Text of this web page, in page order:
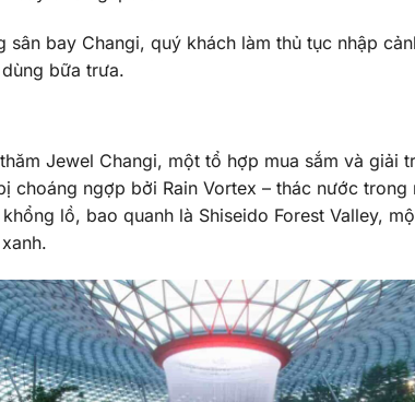
sân bay Changi, quý khách làm thủ tục nhập
bữa trưa.
Jewel Changi, một tổ hợp mua sắm và giải
choáng ngợp bởi Rain Vortex – thác nước
lồ, bao quanh là Shiseido Forest Valley,